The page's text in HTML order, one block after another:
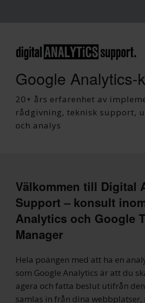
Google Analytics-
20+ års erfarenhet av
rådgivning, teknisk support,
och analys
Välkommen till Digital
Support – konsult
Analytics och Google
Manager
Hela poängen med att ha en
som Google Analytics är att du
agera och fatta beslut utifrån
samlas in från dina